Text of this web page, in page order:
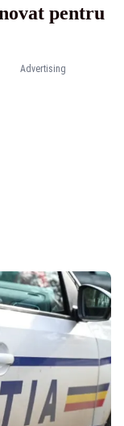
Advertising
pentru